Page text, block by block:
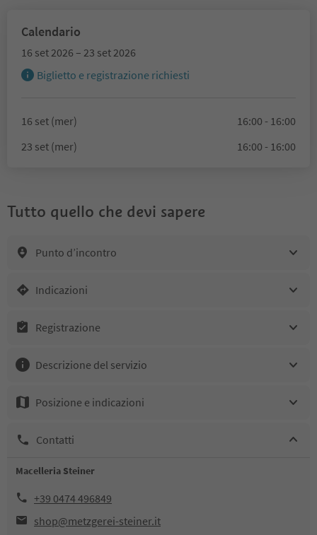
Calendario
16 set 2026 – 23 set 2026
Biglietto e registrazione richiesti
16 set (mer)
16:00 - 16:00
23 set (mer)
16:00 - 16:00
Tutto quello che devi sapere
Punto d’incontro
Indicazioni
Registrazione
Descrizione del servizio
Posizione e indicazioni
Contatti
Macelleria Steiner
+39 0474 496849
shop@metzgerei-steiner.it